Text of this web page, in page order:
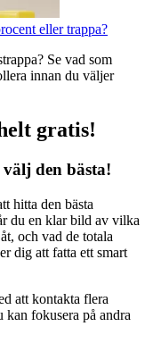
eller trappa?
Se vad som
innan du väljer
gratis!
den bästa!
hitta den bästa
du en klar bild av vilka
och vad de totala
dig att fatta ett smart
att kontakta flera
fokusera på andra